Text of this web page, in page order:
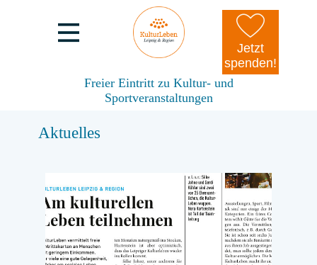
Jetzt
spenden!
Freier Eintritt zu Kultur- und
Sportveranstaltungen
Aktuelles